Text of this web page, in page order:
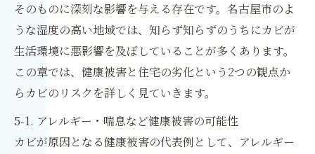
そのものに深刻な影響を与える存在です。名古屋市のよ
うな湿度の高い地域では、知らず知らずのうちにカビが
生活環境に悪影響を及ぼしていることが多くあります。
この章では、健康被害と住宅の劣化という2つの観点か
らカビのリスクを詳しく見ていきます。
5-1. アレルギー・喘息など健康被害の可能性
カビが原因となる健康被害の代表例として、アレルギー